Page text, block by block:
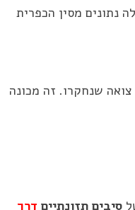
נתונים מסין הכפרית
שנחקרו. זה מכונה
סיבים תזונתיים דרך